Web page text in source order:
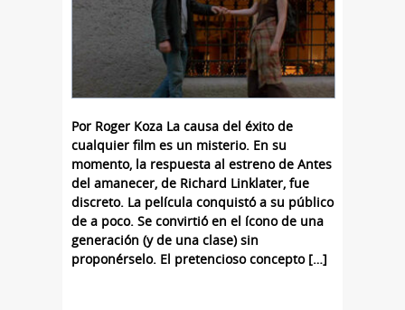
Por Roger Koza La causa del éxito de
cualquier film es un misterio. En su
momento, la respuesta al estreno de Antes
del amanecer, de Richard Linklater, fue
discreto. La película conquistó a su público
de a poco. Se convirtió en el ícono de una
generación (y de una clase) sin
proponérselo. El pretencioso concepto […]